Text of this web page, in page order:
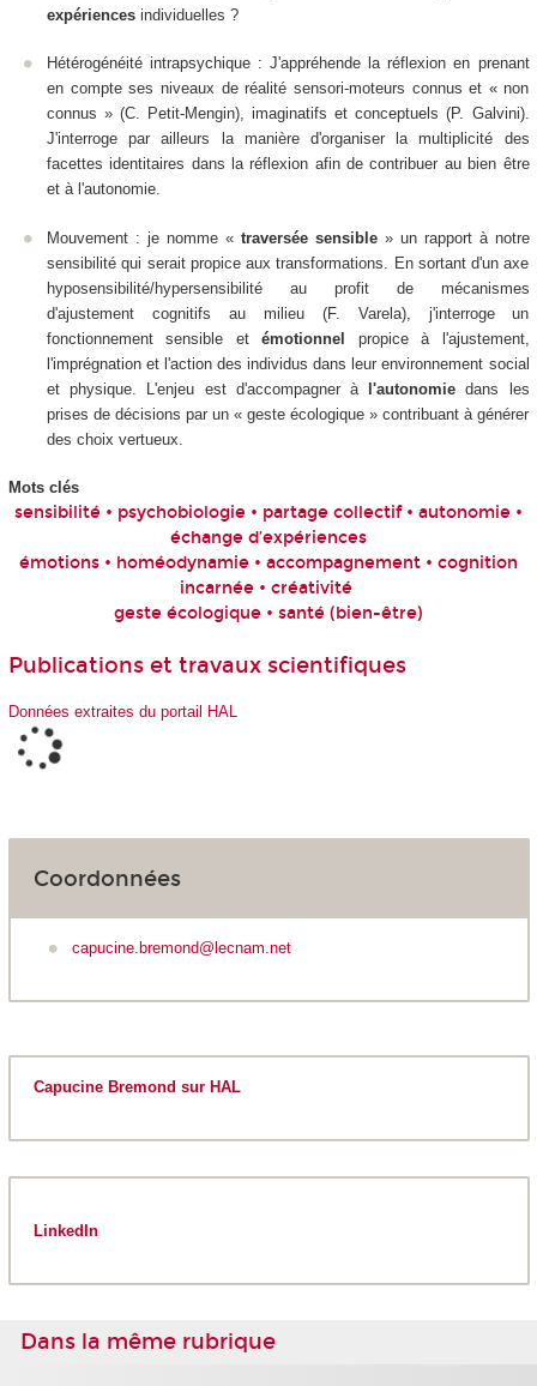
expériences individuelles ?
Hétérogénéité intrapsychique : J'appréhende la réflexion en prenant
en compte ses niveaux de réalité sensori-moteurs connus et « non
connus » (C. Petit-Mengin), imaginatifs et conceptuels (P. Galvini).
J'interroge par ailleurs la manière d'organiser la multiplicité des
facettes identitaires dans la réflexion afin de contribuer au bien être
et à l'autonomie.
Mouvement : je nomme « traversée sensible» un rapport à notre
sensibilité qui serait propice aux transformations. En sortant d'un axe
hyposensibilité/hypersensibilité au profit de mécanismes
d'ajustement cognitifs au milieu (F. Varela), j'interroge un
fonctionnement sensible etémotionnel
propice à l'ajustement,
l'imprégnation et l'action des individus dans leur environnement social
et physique. L'enjeu est d'accompagner à
l'autonomie dans les
prises de décisions par un « geste écologique » contribuant à générer
des choix vertueux.
Mots clés
sensibilité • psychobiologie • partage collectif • autonomie •
échange d’expériences
émotions • homéodynamie • accompagnement • cognition
incarnée • créativité
geste écologique • santé (bien-être)
Publications et travaux scientifiques
Données extraites du portail HAL
Coordonnées
capucine.bremond@lecnam.net
Capucine Bremond sur HAL
LinkedIn
Dans la même rubrique